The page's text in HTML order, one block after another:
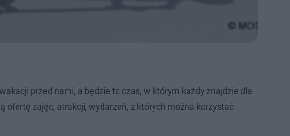
przed nami, a będzie to czas, w którym każdy znajdzie dla
ofertę zajęć, atrakcji, wydarzeń, z których można korzystać